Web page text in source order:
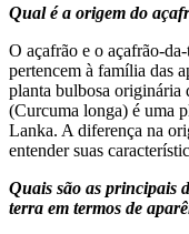
Qual é a origem do
O açafrão e o açafrão-
pertencem à família das
planta bulbosa originária
(Curcuma longa) é uma
Lanka. A diferença na
entender suas
Quais são as principais
terra em termos de